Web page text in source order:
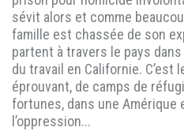
sévit alors et comme
famille est chassée de son
partent à travers le pays
du travail en Californie. C’est
éprouvant, de camps de
fortunes, dans une Amérique
l’oppression...